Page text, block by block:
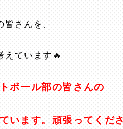
さんを、
えています🔥
ボール部の皆さんの
います。頑張ってくだ